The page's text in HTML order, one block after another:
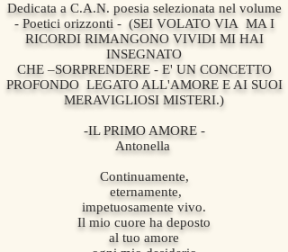
Dedicata a C.A.N. poesia selezionata nel volume
- Poetici orizzonti - (SEI VOLATO VIA MA I
RICORDI RIMANGONO VIVIDI MI HAI
INSEGNATO
CHE –SORPRENDERE - E' UN CONCETTO
PROFONDO LEGATO ALL'AMORE E AI SUOI
MERAVIGLIOSI MISTERI.)
-IL PRIMO AMORE -
Antonella
Continuamente,
eternamente,
impetuosamente vivo.
Il mio cuore ha deposto
al tuo amore